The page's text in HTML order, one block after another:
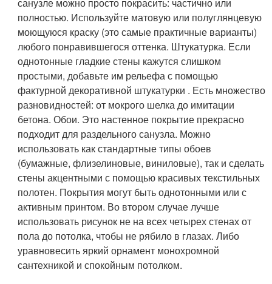
санузле можно просто покрасить: частично или
полностью. Используйте матовую или полуглянцевую
моющуюся краску (это самые практичные варианты)
любого понравившегося оттенка. Штукатурка. Если
однотонные гладкие стены кажутся слишком
простыми, добавьте им рельефа с помощью
фактурной декоративной штукатурки . Есть множество
разновидностей: от мокрого шелка до имитации
бетона.Обои. Это настенное покрытие прекрасно
подходит для раздельного санузла. Можно
использовать как стандартные типы обоев
(бумажные, флизелиновые, виниловые), так и сделать
стены акцентными с помощью красивых текстильных
полотен. Покрытия могут быть однотонными или с
активным принтом. Во втором случае лучше
использовать рисунок не на всех четырех стенах от
пола до потолка, чтобы не рябило в глазах. Либо
уравновесить яркий орнамент монохромной
сантехникой и спокойным потолком.